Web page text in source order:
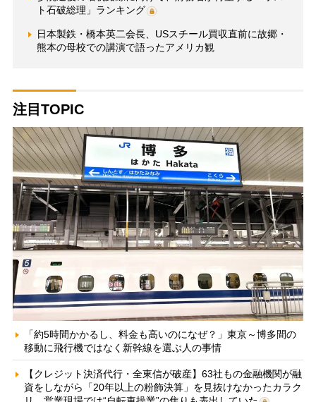
ト石破総理」ランキング
日本製鉄・橋本英二会長、USスチール買収直前に故郷・
熊本の母校での講演で語ったアメリカ観
注目TOPIC
「約5時間かかるし、料金も高いのになぜ？」東京～博多間の
移動に飛行機ではなく新幹線を選ぶ人の事情
【クレジット決済代行・全東信が破産】63社もの金融機関が融
資をしながら「20年以上の粉飾決算」を見抜けなかったカラク